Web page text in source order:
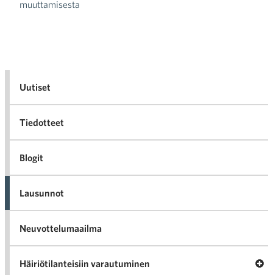
muuttamisesta
Uutiset
Tiedotteet
Blogit
Lausunnot
Neuvottelumaailma
Häiriötilanteisiin varautuminen